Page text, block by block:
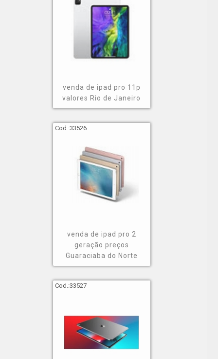
venda de ipad pro 11p
valores Rio de Janeiro
Cod.:33526
venda de ipad pro 2
geração preços
Guaraciaba do Norte
Cod.:33527